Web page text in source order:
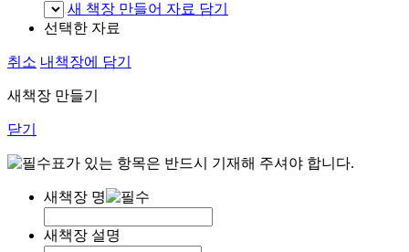
새 책장 만들어 자료 담기
선택한 자료
취소 내책장에 담기
새책장 만들기
닫기
표가 있는 항목은 반드시 기재해 주셔야 합니다.
새책장 명
새책장 설명